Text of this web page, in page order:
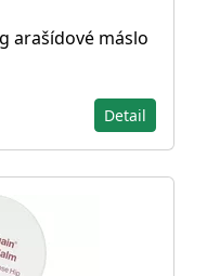
arašídové máslo
Detail